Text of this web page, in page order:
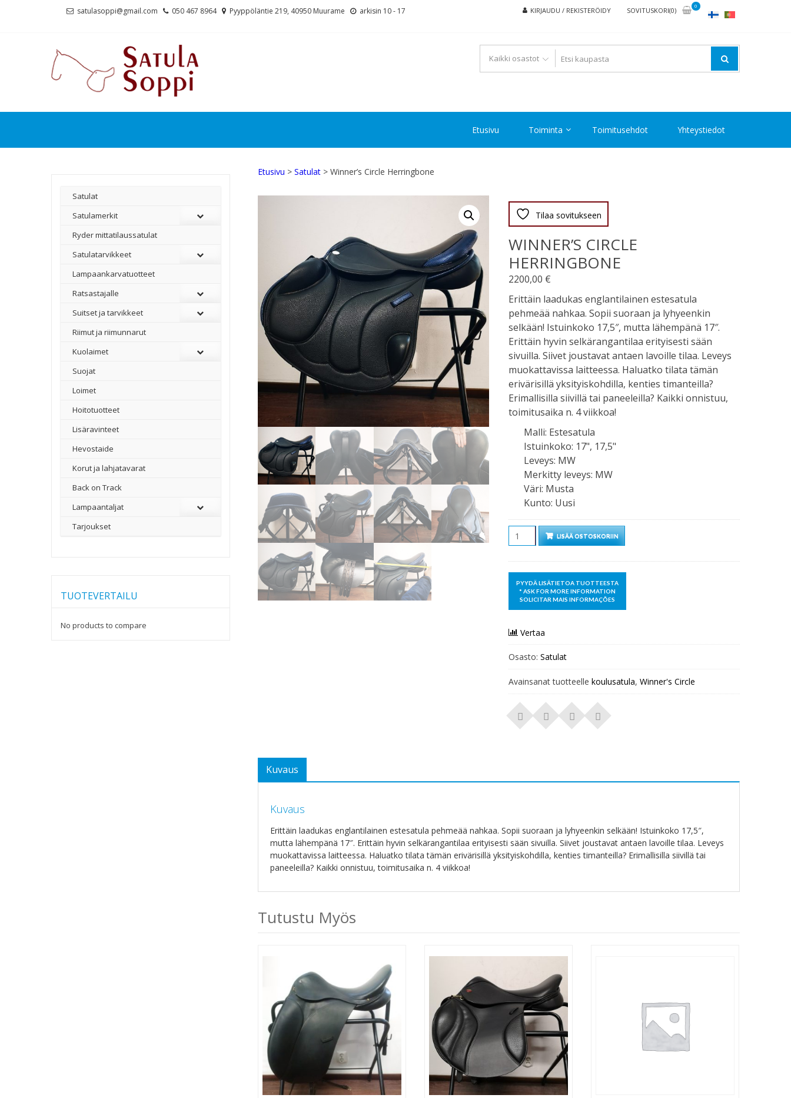
satulasoppi@gmail.com 050 467 8964 Pyyppöläntie 219, 40950 Muurame arkisin 10 - 17 KIRJAUDU / REKISTERÖIDY SOVITUSKORI(0)
0
Etusivu Toiminta Toimitusehdot Yhteystiedot
Etusivu > Satulat > Winner’s Circle Herringbone
Tilaa sovitukseen
WINNER’S CIRCLE
HERRINGBONE
2200,00 €
Erittäin laadukas englantilainen estesatula
pehmeää nahkaa. Sopii suoraan ja lyhyeenkin
selkään! Istuinkoko 17,5″, mutta lähempänä 17″.
Erittäin hyvin selkärangantilaa erityisesti sään
sivuilla. Siivet joustavat antaen lavoille tilaa. Leveys
muokattavissa laitteessa. Haluatko tilata tämän
erivärisillä yksityiskohdilla, kenties timanteilla?
Erimallisilla siivillä tai paneeleilla? Kaikki onnistuu,
toimitusaika n. 4 viikkoa!
Malli: Estesatula
Istuinkoko: 17", 17,5"
Leveys: MW
Merkitty leveys: MW
Väri: Musta
Kunto: Uusi
Määrä LISÄÄ OSTOSKORIIN
Vertaa
Osasto: Satulat
Avainsanat tuotteelle koulusatula, Winner's Circle
Kuvaus
Kuvaus
Erittäin laadukas englantilainen estesatula pehmeää nahkaa. Sopii suoraan ja lyhyeenkin selkään! Istuinkoko 17,5″,
mutta lähempänä 17″. Erittäin hyvin selkärangantilaa erityisesti sään sivuilla. Siivet joustavat antaen lavoille tilaa. Leveys
muokattavissa laitteessa. Haluatko tilata tämän erivärisillä yksityiskohdilla, kenties timanteilla? Erimallisilla siivillä tai
paneeleilla? Kaikki onnistuu, toimitusaika n. 4 viikkoa!
Tutustu Myös
Satulat
Satulamerkit
Ryder mittatilaussatulat
Satulatarvikkeet
–
Lampaankarvatuotteet
Ratsastajalle
Suitset ja tarvikkeet
Riimut ja riimunnarut
Kuolaimet
Suojat
Loimet
Hoitotuotteet
Lisäravinteet
Hevostaide
Korut ja lahjatavarat
Back on Track
Lampaantaljat
Tarjoukset
TUOTEVERTAILU
No products to compare